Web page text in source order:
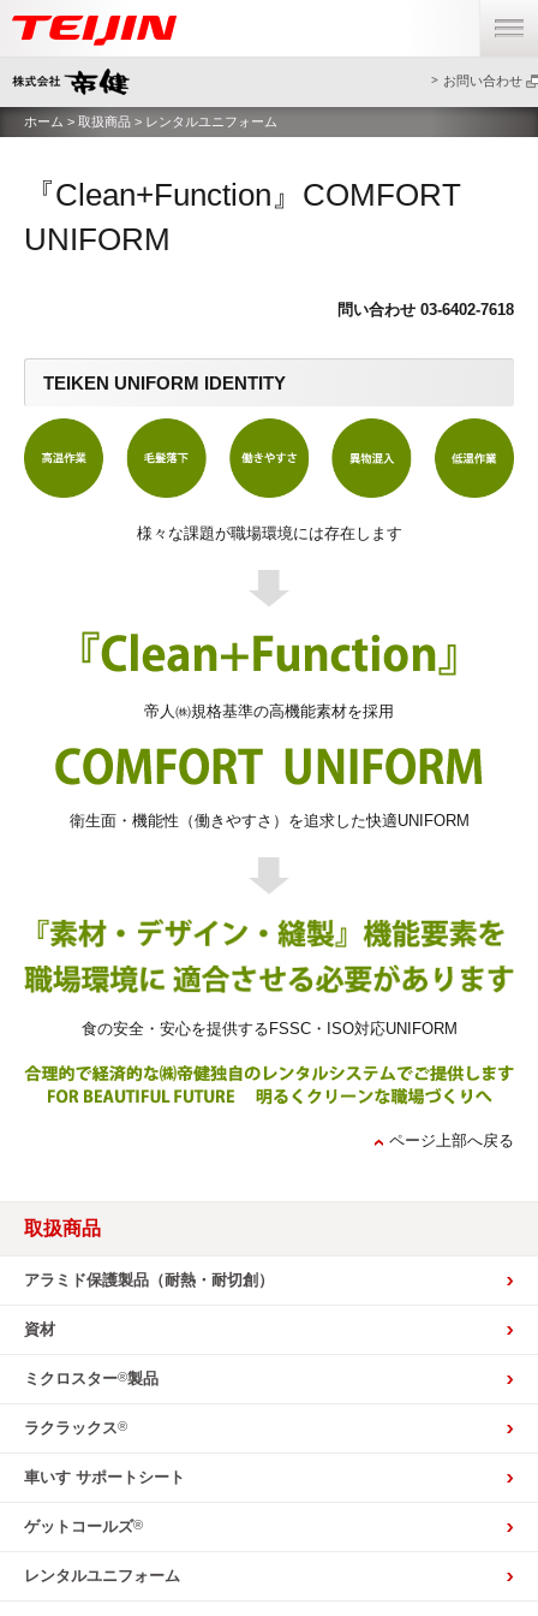
お問い合わせ
ホーム > 取扱商品 > レンタルユニフォーム
『Clean+Function』COMFORT
UNIFORM
問い合わせ 03-6402-7618
TEIKEN UNIFORM IDENTITY
様々な課題が職場環境には存在します
帝人㈱規格基準の高機能素材を採用
衛生面・機能性（働きやすさ）を追求した快適UNIFORM
食の安全・安心を提供するFSSC・ISO対応UNIFORM
ページ上部へ戻る
取扱商品
アラミド保護製品（耐熱・耐切創）
資材
ミクロスター®製品
ラクラックス®
車いす サポートシート
ゲットコールズ®
レンタルユニフォーム